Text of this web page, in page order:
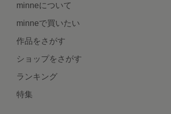
minneについて
minneで買いたい
作品をさがす
ショップをさがす
ランキング
特集